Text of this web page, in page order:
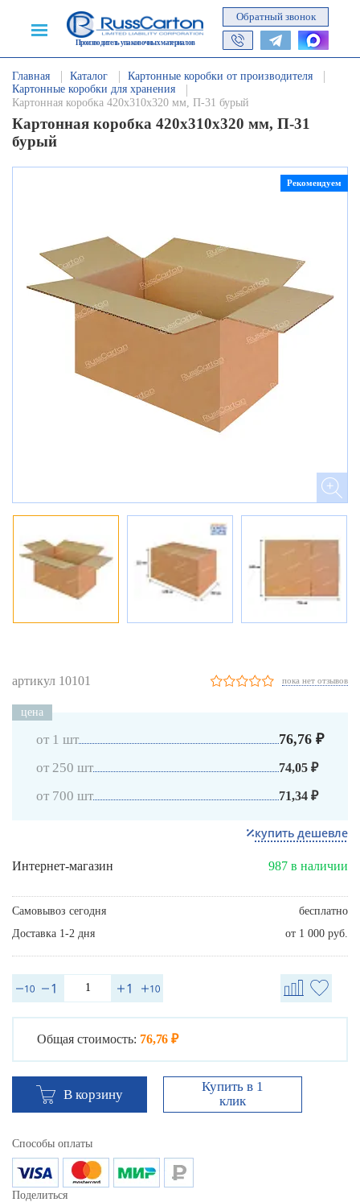
Производитель упаковочных материалов
Обратный звонок
Главная Каталог
Картонные коробки от производителя
Картонные коробки для хранения
Картонная коробка 420х310х320 мм, П-31 бурый
Картонная коробка 420х310х320 мм, П-31
бурый
Рекомендуем
артикул 10101 пока нет отзывов
цена
от 1 шт 76,76 ₽
от 250 шт 74,05 ₽
от 700 шт 71,34 ₽
купить дешевле
Интернет-магазин 987 в наличии
Самовывоз сегодня
бесплатно
Доставка 1-2 дня
от 1 000 руб.
Общая стоимость: 76,76 ₽
В корзину
Купить в 1
клик
Способы оплаты
Поделиться